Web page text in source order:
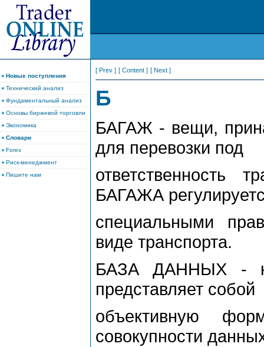
Новые поступления
Технический анализ
Фундаментальный анализ
Основы биржевой торговли
Экономика
Словари
Forex
Риск-менеджмент
Пишите нам
[ Prev ] [ Content ] [ Next ]
Б
БАГАЖ - вещи,
для перевозки под
ответственность
БАГАЖА
специальными
виде транспорта.
БАЗА ДАННЫХ -
представляет собой
объективную
совокупности